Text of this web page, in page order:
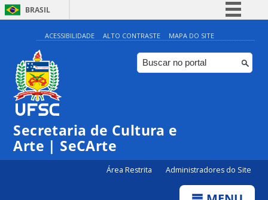
BRASIL
Simplifique!
Comunica BR
Participe
ACESSIBILIDADE ALTO CONTRASTE MAPA DO SITE
Secretaria de Cultura e
Arte | SeCArte
Área Restrita Administradores do Site
0:00
1:00